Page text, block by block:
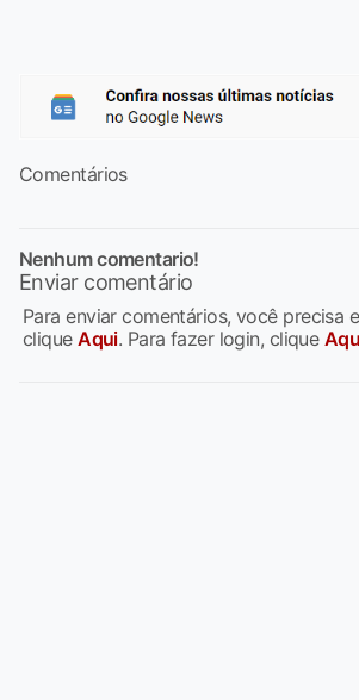
Comentários
Nenhum comentario!
Enviar comentário
Para enviar comentários, você precisa
cliqueAqui. Para fazer login, clique